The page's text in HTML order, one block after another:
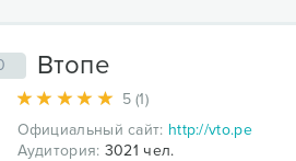
Втопе
5 (1)
Официальный сайт: http://vto.pe
Аудитория: 3021 чел.